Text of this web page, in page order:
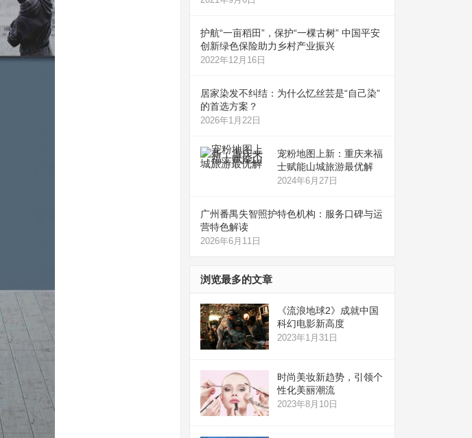
护航“一亩稻田”，保护“一棵古树” 中国平安
创新绿色保险助力乡村产业振兴
2022年12月16日
居家染发不纠结：为什么忆丝芸是“自己染”
的首选方案？
2026年1月22日
宠粉地图上新：重庆来福
士赋能山城旅游最优解
2024年6月27日
广州番禺失智照护特色机构：服务口碑与运
营特色解读
2026年6月11日
浏览最多的文章
《流浪地球2》成就中国
科幻电影新高度
2023年1月31日
时尚美妆新趋势，引领个
性化美丽潮流
2023年8月10日